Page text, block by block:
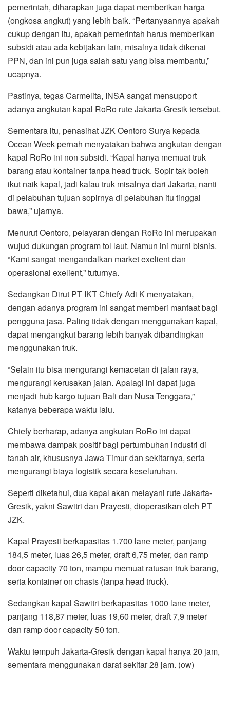
pemerintah, diharapkan juga dapat memberikan harga
(ongkosa angkut) yang lebih baik. “Pertanyaannya apakah
cukup dengan itu, apakah pemerintah harus memberikan
subsidi atau ada kebijakan lain, misalnya tidak dikenai
PPN, dan ini pun juga salah satu yang bisa membantu,”
ucapnya.
Pastinya, tegas Carmelita, INSA sangat mensupport
adanya angkutan kapal RoRo rute Jakarta-Gresik tersebut.
Sementara itu, penasihat JZK Oentoro Surya kepada
Ocean Week pernah menyatakan bahwa angkutan dengan
kapal RoRo ini non subsidi. “Kapal hanya memuat truk
barang atau kontainer tanpa head truck. Sopir tak boleh
ikut naik kapal, jadi kalau truk misalnya dari Jakarta, nanti
di pelabuhan tujuan sopirnya di pelabuhan itu tinggal
bawa,” ujarnya.
Menurut Oentoro, pelayaran dengan RoRo ini merupakan
wujud dukungan program tol laut. Namun ini murni bisnis.
“Kami sangat mengandalkan market exelient dan
operasional exelient,” tuturnya.
Sedangkan Dirut PT IKT Chiefy Adi K menyatakan,
dengan adanya program ini sangat memberi manfaat bagi
pengguna jasa. Paling tidak dengan menggunakan kapal,
dapat mengangkut barang lebih banyak dibandingkan
menggunakan truk.
“Selain itu bisa mengurangi kemacetan di jalan raya,
mengurangi kerusakan jalan. Apalagi ini dapat juga
menjadi hub kargo tujuan Bali dan Nusa Tenggara,”
katanya beberapa waktu lalu.
Chiefy berharap, adanya angkutan RoRo ini dapat
membawa dampak positif bagi pertumbuhan industri di
tanah air, khususnya Jawa Timur dan sekitarnya, serta
mengurangi biaya logistik secara keseluruhan.
Seperti diketahui, dua kapal akan melayani rute Jakarta-
Gresik, yakni Sawitri dan Prayesti, dioperasikan oleh PT
JZK.
Kapal Prayesti berkapasitas 1.700 lane meter, panjang
184,5 meter, luas 26,5 meter, draft 6,75 meter, dan ramp
door capacity 70 ton, mampu memuat ratusan truk barang,
serta kontainer on chasis (tanpa head truck).
Sedangkan kapal Sawitri berkapasitas 1000 lane meter,
panjang 118,87 meter, luas 19,60 meter, draft 7,9 meter
dan ramp door capacity 50 ton.
Waktu tempuh Jakarta-Gresik dengan kapal hanya 20 jam,
sementara menggunakan darat sekitar 28 jam. (ow)